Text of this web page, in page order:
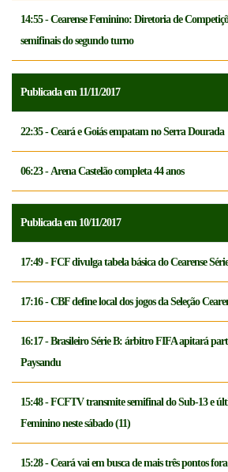
14:55 - Cearense Feminino: Diretoria de
semifinais do segundo turno
Publicada em 11/11/2017
22:35 - Ceará e Goiás empatam no Serra Dourada
06:23 - Arena Castelão completa 44 anos
Publicada em 10/11/2017
17:49 - FCF divulga tabela básica do Cearense
17:16 - CBF define local dos jogos da Seleção
16:17 - Brasileiro Série B: árbitro FIFA apitará
Paysandu
15:48 - FCFTV transmite semifinal do Sub-13 e
Feminino neste sábado (11)
15:28 - Ceará vai em busca de mais três pontos